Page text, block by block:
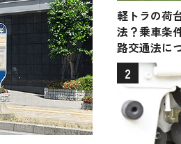
軽トラの荷
法？乗車条
路交通法に
2